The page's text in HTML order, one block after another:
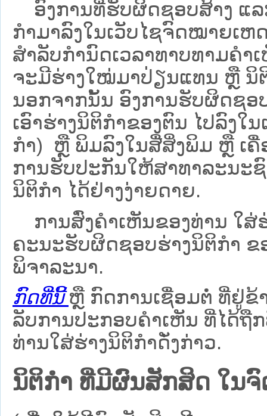
ອົງການທີ່ຮັບຜິດຊອບສ້າງ ແລ
ກຳມາລົງໃນ​ເວັບ​ໄຊຈົດໝາຍເຫ
ສໍາລັບກໍານົດເວລາທາບທາມຄໍ
ຈະມີຮ່າງໃໝ່ມາປ່ຽນແທນ ຫຼື ນິ
ນອກຈາກນັ້ນ ອົງການຮັບຜິດຊອ
ເອົາຮ່າງນິຕິກຳຂອງຕົນ ໄປລົງໃ
ກຳ) ຫຼື ພິມລົງໃນສື່ສິ່ງພິມ ຫຼື ເຄື່
ການຮັບປະກັນໃຫ້ສາທາລະນະ
ນິຕິກຳ ໄດ້ຢ່າງງ່າຍດາຍ.
ການສົ່ງຄໍາເຫັນຂອງທ່ານ ໃສ່
ຄະນະຮັບຜິດຊອບຮ່າງນິຕິກຳ ຂ
ພິຈາລະນາ.
ກົດທີ່ນີ້ ຫຼື ກົດການເຊື່ອມຕໍ່ ທີ່ຢູ່ຂ້
ລັບການປະກອບຄຳເຫັນ ທີ່ໄດ້ຖື
ທ່ານໃສ່ຮ່າງນິຕິກຳດັ່ງກ່າວ.
ນິຕິກໍາ ທີ່ມີຜົນສັກສິດ ໃນ